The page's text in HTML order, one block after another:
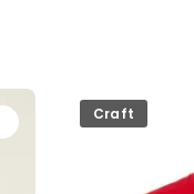
Craft